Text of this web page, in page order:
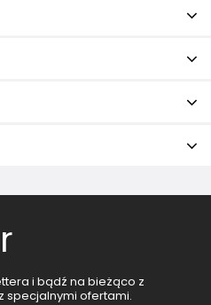
i bądź na bieżąco z
specjalnymi ofertami.